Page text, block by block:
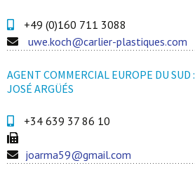
+49 (0)160 711 3088
uwe.koch@carlier-plastiques.com
AGENT COMMERCIAL EUROPE DU SUD :
JOSÉ ARGÜÉS
+34 639 37 86 10
joarma59@gmail.com